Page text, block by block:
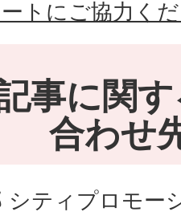
トにご協力く
事に関
合わせ
シティプロモー